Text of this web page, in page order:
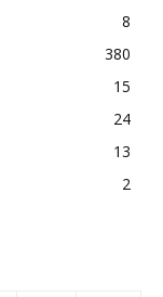
8
380
15
24
13
2